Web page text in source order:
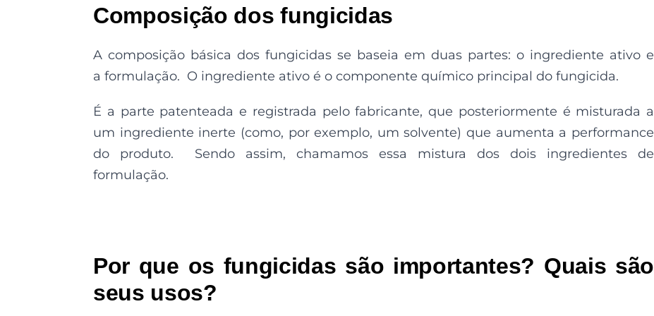
Composição dos fungicidas
A composição básica dos fungicidas se baseia em duas partes: o ingrediente ativo e
a formulação. O ingrediente ativo é o componente químico principal do fungicida.
É a parte patenteada e registrada pelo fabricante, que posteriormente é misturada a
um ingrediente inerte (como, por exemplo, um solvente) que aumenta a performance
do produto. Sendo assim, chamamos essa mistura dos dois ingredientes de
formulação.
Por que os fungicidas são importantes? Quais são
seus usos?